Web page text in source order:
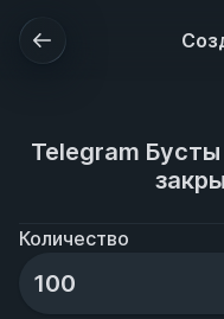
Telegram
Количество